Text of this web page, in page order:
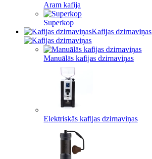
Aram kafija
Superkop
Kafijas dzirnaviņas
Manuālās kafijas dzirnaviņas
Elektriskās kafijas dzirnaviņas